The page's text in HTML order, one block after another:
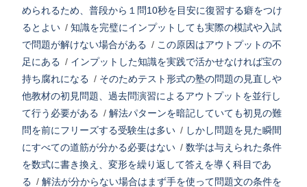
められるため、普段から１問10秒を目安に復習する癖をつけ
るとよい / 知識を完璧にインプットしても実際の模試や入試
で問題が解けない場合がある / この原因はアウトプットの不
足にある / インプットした知識を実践で活かせなければ宝の
持ち腐れになる / そのためテスト形式の塾の問題の見直しや
他教材の初見問題、過去問演習によるアウトプットを並行し
て行う必要がある / 解法パターンを暗記していても初見の難
問を前にフリーズする受験生は多い / しかし問題を見た瞬間
にすべての道筋が分かる必要はない / 数学は与えられた条件
を数式に書き換え、変形を繰り返して答えを導く科目であ
る / 解法が分からない場合はまず手を使って問題文の条件を